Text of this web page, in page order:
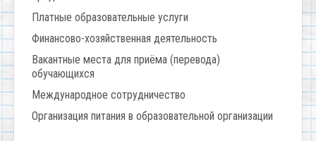
Платные образовательные услуги
Финансово-хозяйственная деятельность
Вакантные места для приёма (перевода)
обучающихся
Международное сотрудничество
Организация питания в образовательной организации